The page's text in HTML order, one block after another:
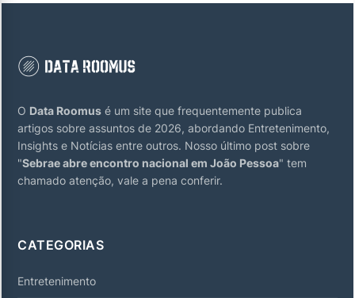
O Data Roomus é um site que frequentemente publica
artigos sobre assuntos de 2026, abordando Entretenimento,
Insights e Notícias entre outros. Nosso último post sobre
"Sebrae abre encontro nacional em João Pessoa" tem
chamado atenção, vale a pena conferir.
CATEGORIAS
Entretenimento